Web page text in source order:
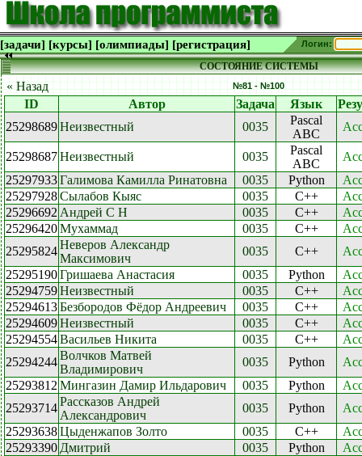
[задачи] [курсы] [олимпиады] [регистрация] Логин:
СОСТОЯНИЕ СИСТЕМЫ
« Назад №81 - №100
ID Автор Задача Язык
25298689Неизвестный 0035
Pascal
ABC
25298687Неизвестный 0035
Pascal
ABC
25297933Галимова Камилла Ринатовна 0035 Python
25297928Сылабов Кыяс 0035 C++
25296692 Андрей С Н 0035 C++
25296420Мухаммад 0035 C++
25295824Неверов Александр
Максимович
0035 C++
25295190Гришаева Анастасия 0035 Python
25294759Неизвестный 0035 C++
25294613Безбородов Фёдор Андреевич 0035 C++
25294609Неизвестный 0035 C++
25294554Васильев Никита 0035 C++
25294244Волчков Матвей
Владимирович
0035 Python
25293812 Мингазин Дамир Ильдарович 0035 Python
25293714Рассказов Андрей
Александрович
0035 Python
25293638Цыденжапов Золто 0035 C++
25293390 Дмитрий 0035 Python